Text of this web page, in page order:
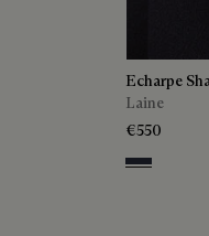
Echarpe
Laine
€550
Navy